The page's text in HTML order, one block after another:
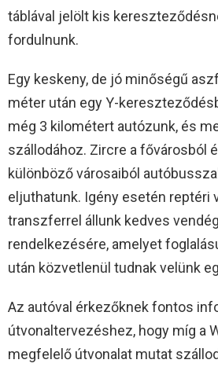
táblával jelölt kis
fordulnunk.
Egy keskeny, de jó minőségű
méter után egy Y-
még 3 kilométert autózunk, és
szállodához. Zircre a fővárosból
különböző városaiból
eljuthatunk. Igény esetén reptéri
transzferrel állunk kedves
rendelkezésére, amelyet
után közvetlenül tudnak velünk
Az autóval érkezőknek fontos
útvonaltervezéshez, hogy míg a
megfelelő útvonalat mutat